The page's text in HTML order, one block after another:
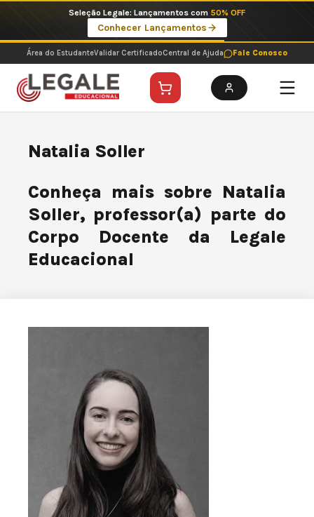
o
conteúdo
Seleção Legale: Lançamentos com 50% OFF
Conhecer Lançamentos
Área do EstudanteValidar CertificadoCentral de Ajuda Fale Conosco
Natalia Soller
Conheça mais sobre Natalia
Soller, professor(a) parte do
Corpo Docente da Legale
Educacional